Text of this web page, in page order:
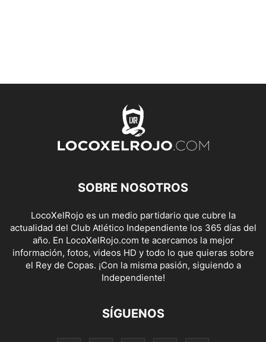
SOBRE NOSOTROS
LocoXelRojo es un medio partidario que cubre la
actualidad del Club Atlético Independiente los 365 días del
año. En LocoXelRojo.com te acercamos la mejor
información, fotos, videos HD y todo lo que quieras sobre
el Rey de Copas. ¡Con la misma pasión, siguiendo a
Independiente!
SÍGUENOS